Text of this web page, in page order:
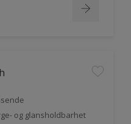
og glansholdbarhet